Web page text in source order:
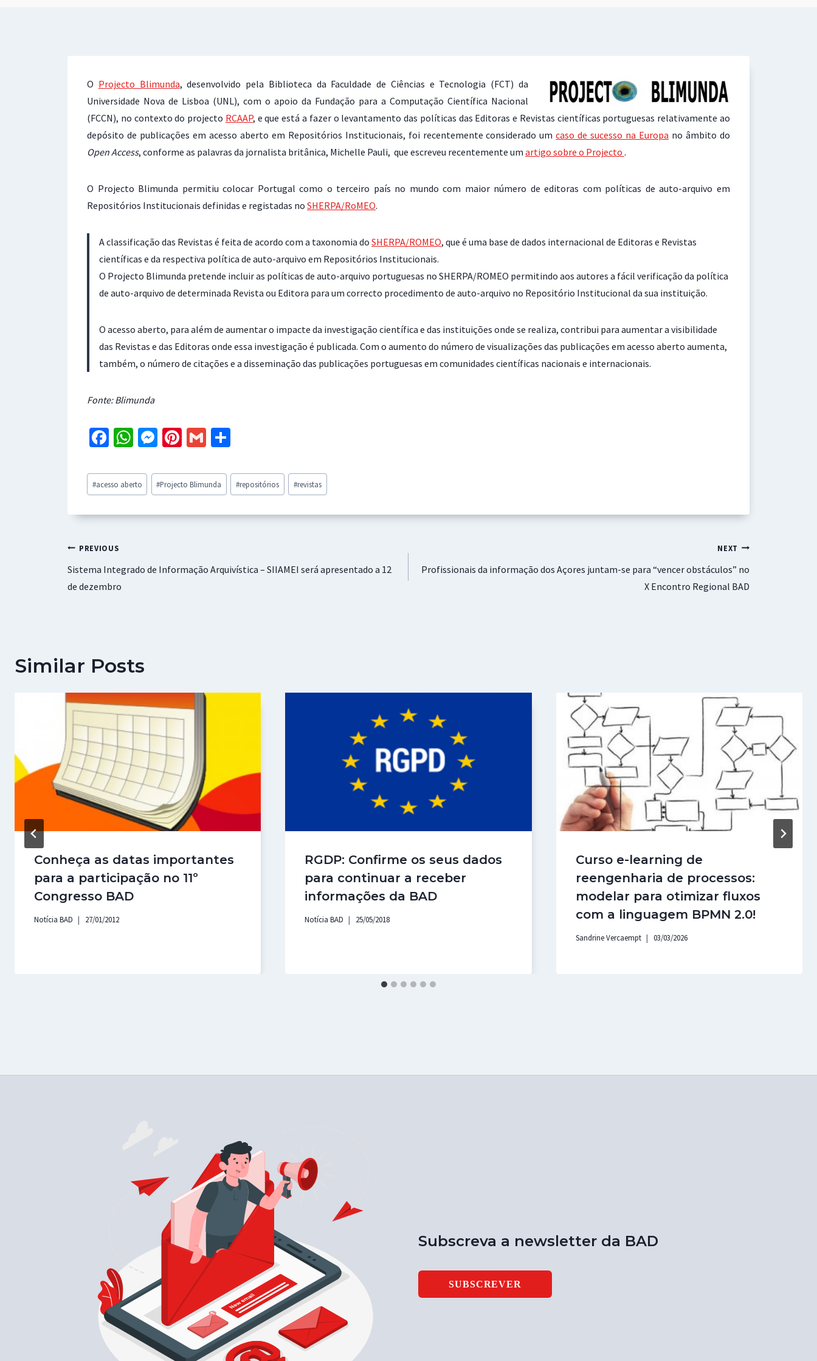
O Projecto Blimunda, desenvolvido pela Biblioteca da Faculdade de Ciências e Tecnologia (FCT) da
Universidade Nova de Lisboa (UNL), com o apoio da Fundação para a Computação Científica Nacional
(FCCN), no contexto do projecto RCAAP, e que está a fazer o levantamento das políticas das Editoras e Revistas científicas portuguesas relativamente ao
depósito de publicações em acesso aberto em Repositórios Institucionais, foi recentemente considerado umcaso de sucesso na Europa no âmbito do
Open Access, conforme as palavras da jornalista britânica, Michelle Pauli, que escreveu recentemente um artigo sobre o Projecto .
O Projecto Blimunda permitiu colocar Portugal como o terceiro país no mundo com maior número de editoras com políticas de auto-arquivo em
Repositórios Institucionais definidas e registadas no SHERPA/RoMEO.
A classificação das Revistas é feita de acordo com a taxonomia do SHERPA/ROMEO, que é uma base de dados internacional de Editoras e Revistas
científicas e da respectiva política de auto-arquivo em Repositórios Institucionais.
O Projecto Blimunda pretende incluir as políticas de auto-arquivo portuguesas no SHERPA/ROMEO permitindo aos autores a fácil verificação da política
de auto-arquivo de determinada Revista ou Editora para um correcto procedimento de auto-arquivo no Repositório Institucional da sua instituição.
O acesso aberto, para além de aumentar o impacte da investigação científica e das instituições onde se realiza, contribui para aumentar a visibilidade
das Revistas e das Editoras onde essa investigação é publicada. Com o aumento do número de visualizações das publicações em acesso aberto aumenta,
também, o número de citações e a disseminação das publicações portuguesas em comunidades científicas nacionais e internacionais.
Fonte: Blimunda
Fa
b
o
o
W
at
sA
p
M
se
n
ge
Pi
er
es
t
G
ai
l
ar
e
Post
Tags:
#acesso aberto #Projecto Blimunda #repositórios #revistas
Navegação
de
PREVIOUS
Sistema Integrado de Informação Arquivística – SIIAMEI será apresentado a 12
de dezembro
NEXT
Profissionais da informação dos Açores juntam-se para “vencer obstáculos” no
X Encontro Regional BAD
Similar Posts
Conheça as datas importantes
para a participação no 11º
Congresso BAD
Notícia BAD 27/01/2012
RGDP: Confirme os seus dados
para continuar a receber
informações da BAD
Notícia BAD 25/05/2018
Curso e-learning de
reengenharia de processos:
modelar para otimizar fluxos
com a linguagem BPMN 2.0!
Sandrine Vercaempt 03/03/2026
Subscreva a newsletter da BAD
SUBSCREVER